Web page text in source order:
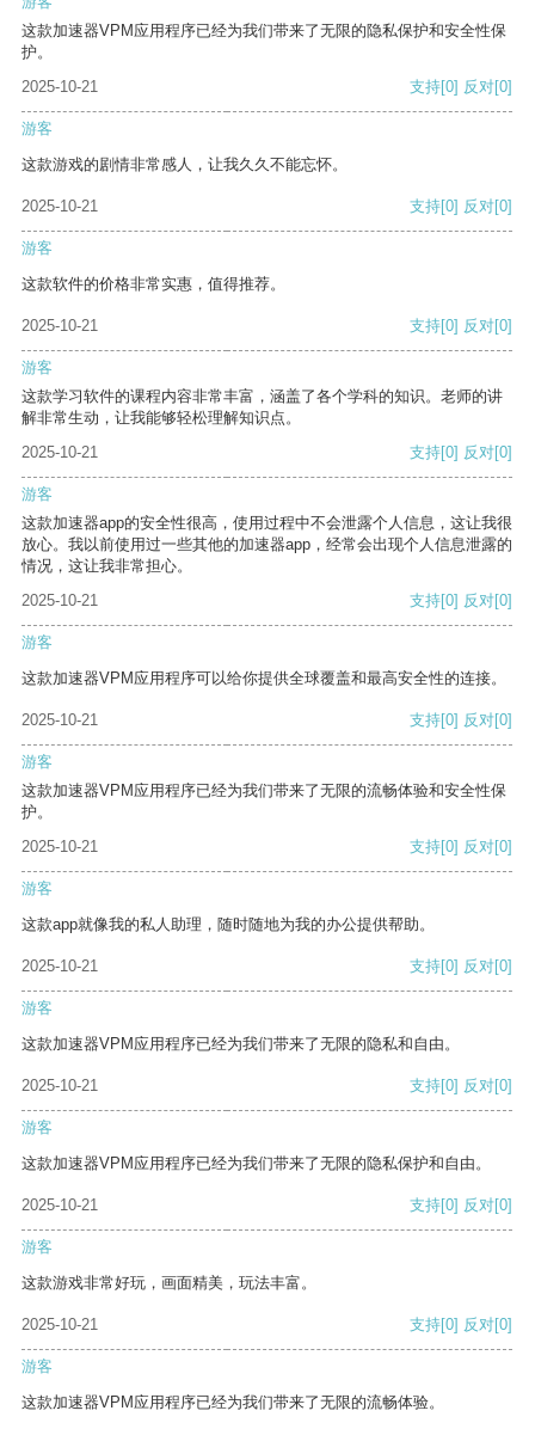
这款加速器VPM应用程序已经为我们带来了无限的隐私保护和安全性保
护。
2025-10-21
支持[0] 反对[0]
游客
这款游戏的剧情非常感人，让我久久不能忘怀。
2025-10-21 支持[0] 反对[0]
游客
这款软件的价格非常实惠，值得推荐。
2025-10-21 支持[0] 反对[0]
游客
这款学习软件的课程内容非常丰富，涵盖了各个学科的知识。老师的讲
解非常生动，让我能够轻松理解知识点。
2025-10-21
支持[0] 反对[0]
游客
这款加速器app的安全性很高，使用过程中不会泄露个人信息，这让我很
放心。我以前使用过一些其他的加速器app，经常会出现个人信息泄露的
情况，这让我非常担心。
2025-10-21
支持[0] 反对[0]
游客
这款加速器VPM应用程序可以给你提供全球覆盖和最高安全性的连接。
2025-10-21 支持[0] 反对[0]
游客
这款加速器VPM应用程序已经为我们带来了无限的流畅体验和安全性保
护。
2025-10-21
支持[0] 反对[0]
游客
这款app就像我的私人助理，随时随地为我的办公提供帮助。
2025-10-21 支持[0] 反对[0]
游客
这款加速器VPM应用程序已经为我们带来了无限的隐私和自由。
2025-10-21 支持[0] 反对[0]
游客
这款加速器VPM应用程序已经为我们带来了无限的隐私保护和自由。
2025-10-21 支持[0] 反对[0]
游客
这款游戏非常好玩，画面精美，玩法丰富。
2025-10-21 支持[0] 反对[0]
游客
这款加速器VPM应用程序已经为我们带来了无限的流畅体验。